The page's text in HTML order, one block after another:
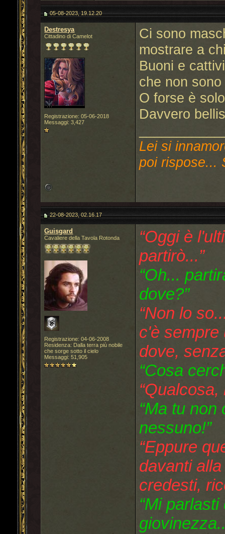
05-08-2023, 19.12.20
Destresya
Cittadino di Camelot
Registrazione: 05-06-2018
Messaggi: 3,427
Ci sono
mostrare a
Buoni e
che non
O forse è
Davvero
Lei si
poi rispose...
22-08-2023, 02.16.17
Guisgard
Cavaliere della Tavola Rotonda
Registrazione: 04-06-2008
Residenza: Dalla terra più nobile
che sorge sotto il cielo
Messaggi: 51,905
“Oggi è
partirò...”
“Oh...
dove?”
“Non lo
c'è sempre
dove,
“Cosa
“Ma tu
nessuno!”
“Eppure
davanti
credesti,
“Mi